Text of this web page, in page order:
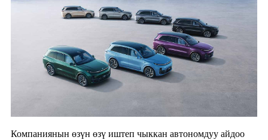
Компаниянын өзүн өзү иштеп чыккан автономдуу айдоо